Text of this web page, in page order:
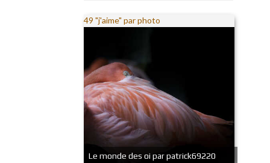
49 "j'aime" par photo
Le monde des oi par patrick69220